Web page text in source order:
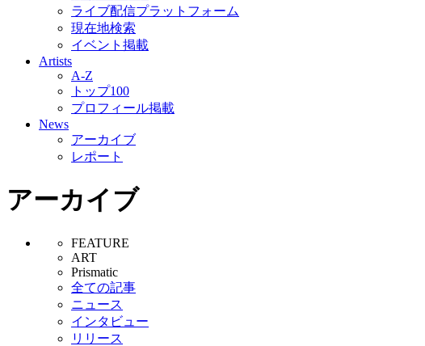
ライブ配信プラットフォーム
現在地検索
イベント掲載
Artists
A-Z
トップ100
プロフィール掲載
News
アーカイブ
レポート
アーカイブ
FEATURE
ART
Prismatic
全ての記事
ニュース
インタビュー
リリース